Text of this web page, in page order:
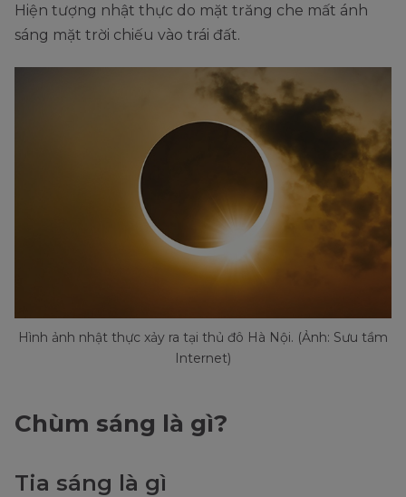
Hiện tượng nhật thực do mặt trăng che mất ánh
sáng mặt trời chiếu vào trái đất.
Hình ảnh nhật thực xảy ra tại thủ đô Hà Nội. (Ảnh: Sưu tầm
Internet)
Chùm sáng là gì?
Tia sáng là gì